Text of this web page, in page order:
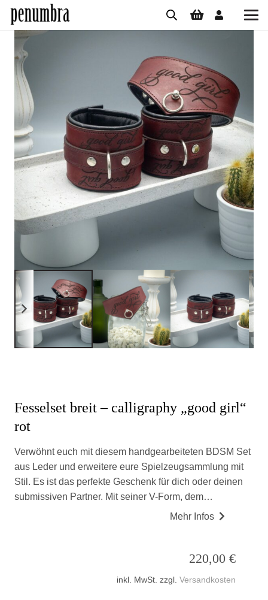
Fesselset breit – calligraphy „good girl“
rot
Verwöhnt euch mit diesem handgearbeiteten BDSM Set
aus Leder und erweitere eure Spielzeugsammlung mit
Stil. Es ist das perfekte Geschenk für dich oder deinen
submissiven Partner. Mit seiner V-Form, dem…
Mehr Infos
220,00 €
inkl. MwSt. zzgl. Versandkosten